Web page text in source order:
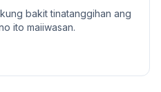
bakit tinatanggihan ang
ito maiiwasan.